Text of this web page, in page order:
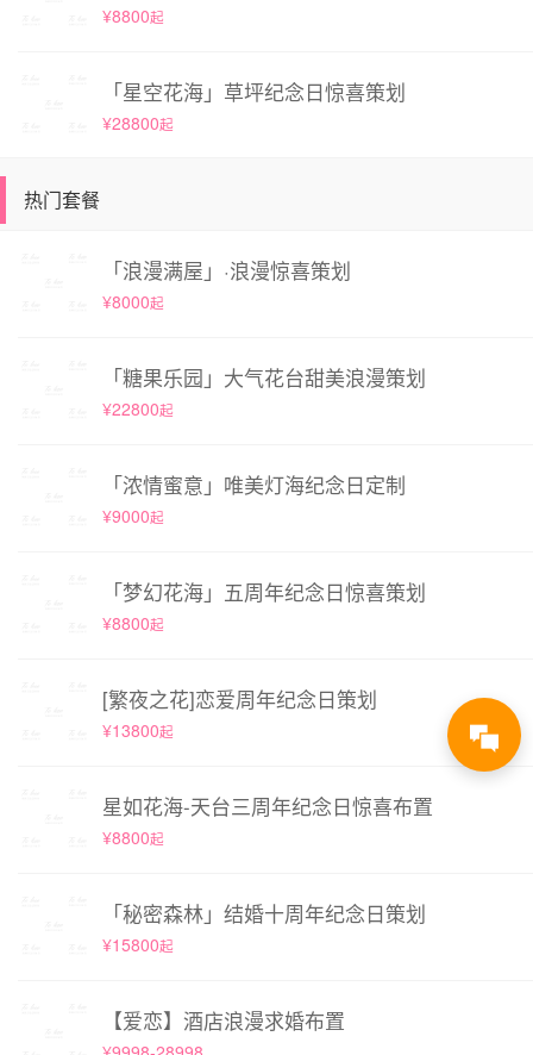
¥8800起
「星空花海」草坪纪念日惊喜策划
¥28800起
热门套餐
「浪漫满屋」·浪漫惊喜策划
¥8000起
「糖果乐园」大气花台甜美浪漫策划
¥22800起
「浓情蜜意」唯美灯海纪念日定制
¥9000起
「梦幻花海」五周年纪念日惊喜策划
¥8800起
[繁夜之花]恋爱周年纪念日策划
¥13800起
星如花海-天台三周年纪念日惊喜布置
¥8800起
「秘密森林」结婚十周年纪念日策划
¥15800起
【爱恋】酒店浪漫求婚布置